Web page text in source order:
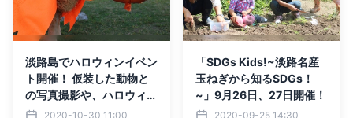
淡路島でハロウィンイベン
ト開催！ 仮装した動物と
の写真撮影や、ハロウィン
クラフトが楽しめる♪
2020-10-30 11:00
「SDGs Kids!~淡路名産
玉ねぎから知るSDGs！
~」9月26日、27日開催！
2020-09-25 14:30